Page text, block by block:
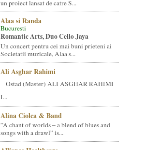
un proiect lansat de catre S...
Alaa si Randa
Bucuresti
Romantic Arts, Duo Cello Jaya
Un concert pentru cei mai buni prieteni ai
Societatii muzicale, Alaa s...
Ali Asghar Rahimi
Ostad (Master) ALI ASGHAR RAHIMI
I...
Alina Ciolca & Band
”A chant of worlds – a blend of blues and
songs with a drawl” is...